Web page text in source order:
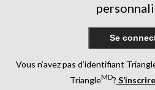
Se
Vous n’avez pas d’identifiant
TriangleMD?